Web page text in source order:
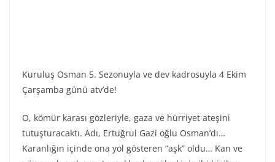
Kuruluş Osman 5. Sezonuyla ve dev kadrosuyla 4 Ekim
Çarşamba günü atv’de!
O, kömür karası gözleriyle, gaza ve hürriyet ateşini
tutuşturacaktı. Adı, Ertuğrul Gazi oğlu Osman’dı…
Karanlığın içinde ona yol gösteren “aşk” oldu… Kan ve